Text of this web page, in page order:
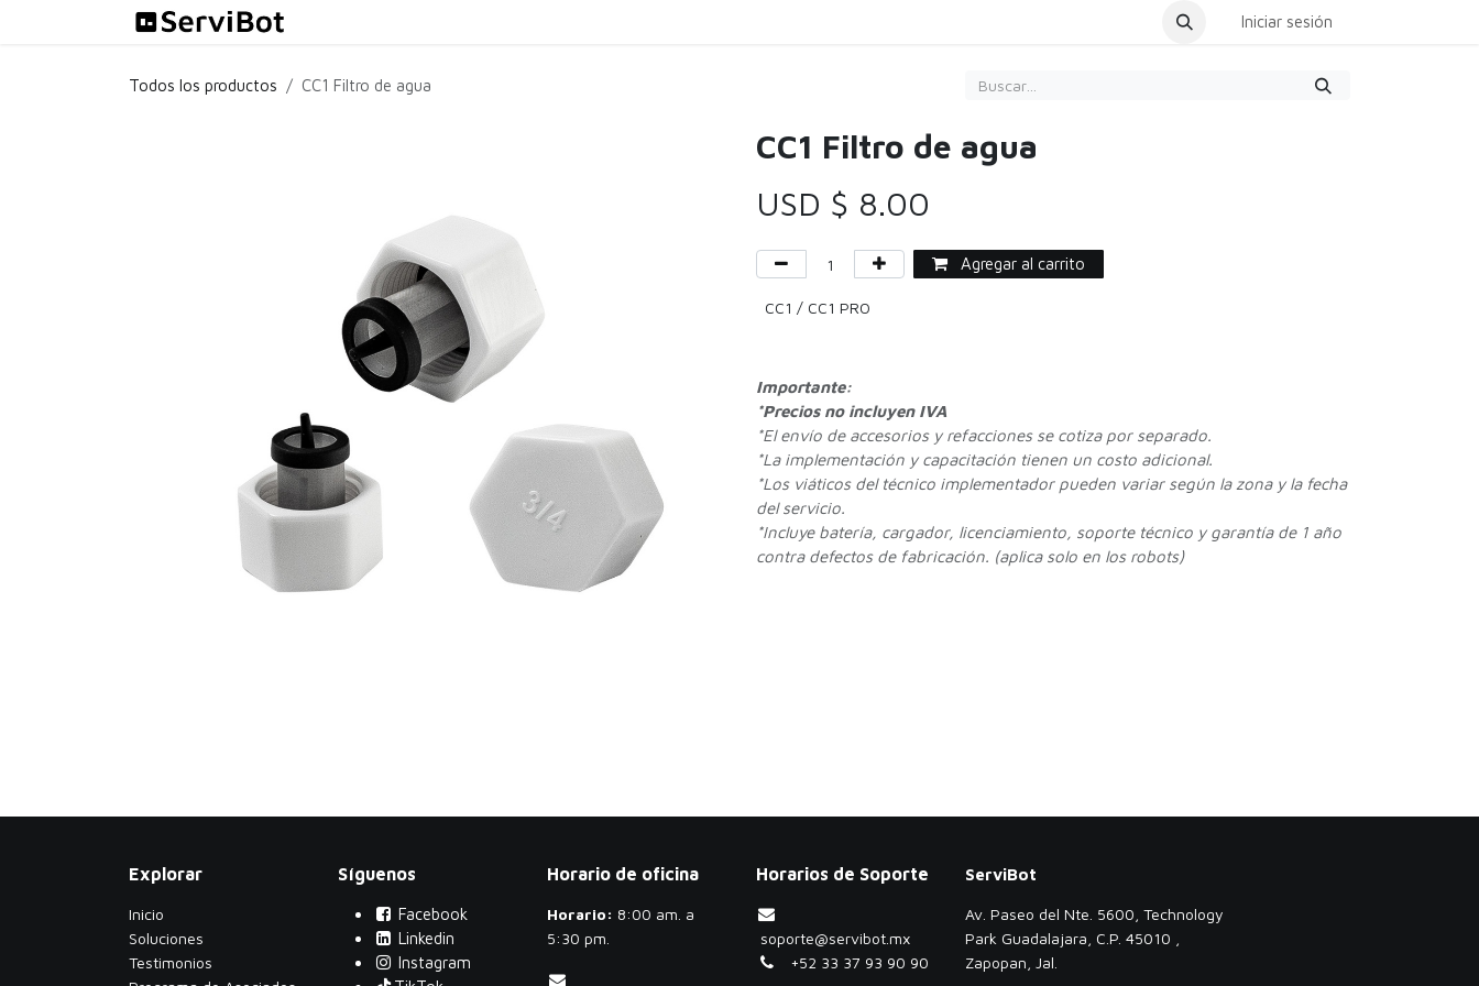
Iniciar sesión
Todos los productos CC1 Filtro de agua
CC1 Filtro de agua
USD $ 8.00
Agregar al carrito
CC1 / CC1 PRO
Importante:
*Precios no incluyen IVA
*El envío de accesorios y refacciones se cotiza por separado.
*La implementación y capacitación tienen un costo adicional.
*Los viáticos del técnico implementador pueden variar según la zona y la fecha
del servicio.
*Incluye batería, cargador, licenciamiento, soporte técnico y garantía de 1 año
contra defectos de fabricación. (aplica solo en los robots)
Explorar
Inicio
Soluciones
Testimonios
Síguenos
Facebook
Linkedin
Instagram
Horario de oficina
Horario: ​8:00 am. a
5:30 pm.
Horarios de Soporte
soporte@servibot.mx
+52 33 37 93 90 90
ServiBot
Av. Paseo del Nte. 5600, Technology
Park Guadalajara, C.P. 45010 ,
Zapopan, Jal.